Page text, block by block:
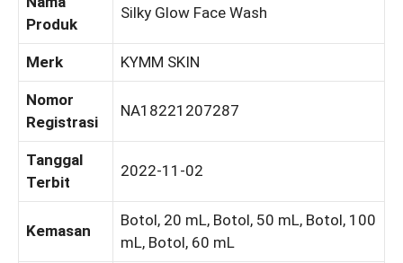
Produk
Silky Glow Face Wash
Merk KYMM SKIN
Nomor
Registrasi
NA18221207287
Tanggal
Terbit
2022-11-02
Kemasan
Botol, 20 mL, Botol, 50 mL, Botol, 100
mL, Botol, 60 mL